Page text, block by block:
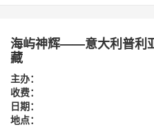
海屿神辉——意大利普利
藏
主办：
收费：
日期：
地点：